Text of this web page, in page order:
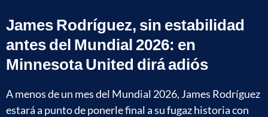
James Rodríguez, sin estabilidad
antes del Mundial 2026: en
Minnesota United dirá adiós
A menos de un mes del Mundial 2026, James Rodríguez
estará a punto de ponerle final a su fugaz historia con